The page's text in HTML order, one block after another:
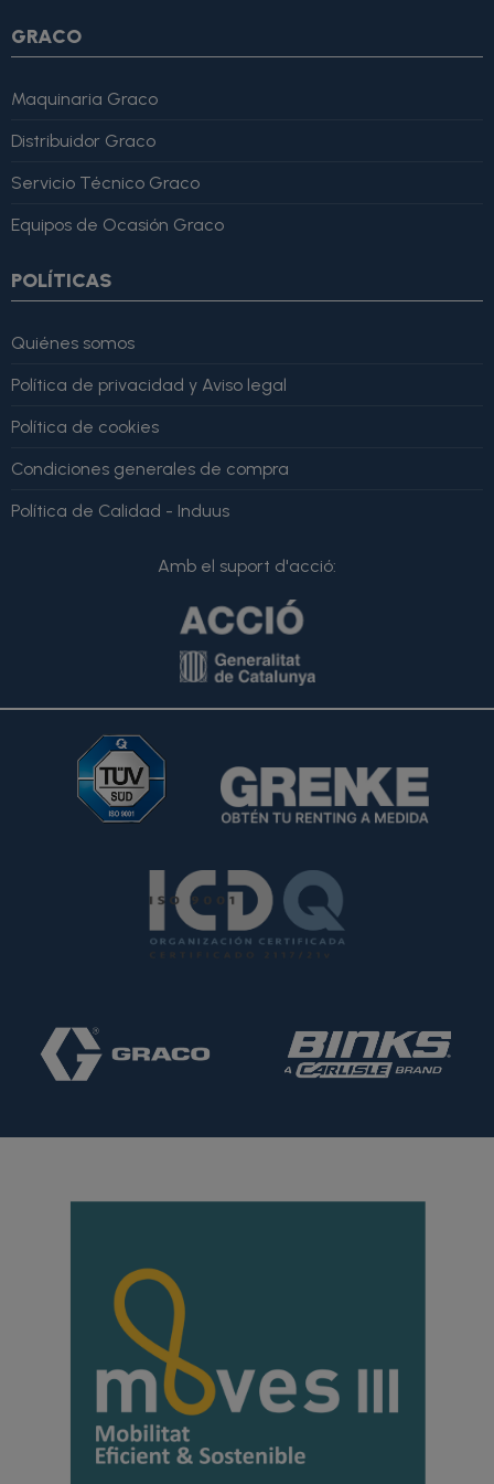
GRACO
Maquinaria Graco
Distribuidor Graco
Servicio Técnico Graco
Equipos de Ocasión Graco
POLÍTICAS
Quiénes somos
Política de privacidad y Aviso legal
Política de cookies
Condiciones generales de compra
Política de Calidad - Induus
Amb el suport d'acció: